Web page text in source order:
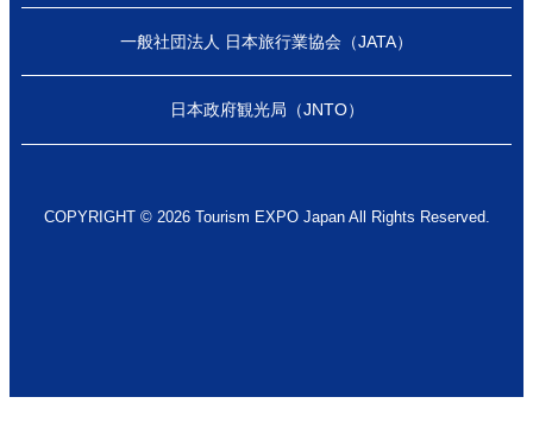
一般社団法人 日本旅行業協会（JATA）
日本政府観光局（JNTO）
COPYRIGHT © 2026 Tourism EXPO Japan All Rights Reserved.